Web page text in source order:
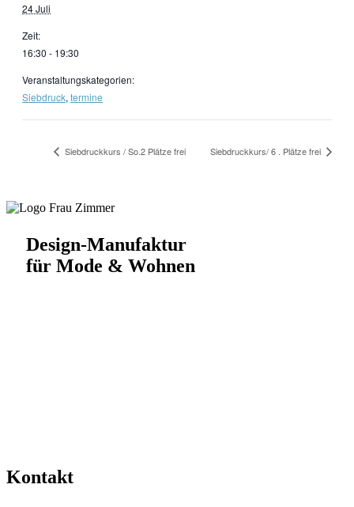
24 Juli
Zeit:
16:30 - 19:30
Veranstaltungskategorien:
Siebdruck, termine
Siebdruckkurs / So.2 Plätze frei Siebdruckkurs/ 6 . Plätze frei
Design-Manufaktur
für Mode & Wohnen
Kontakt